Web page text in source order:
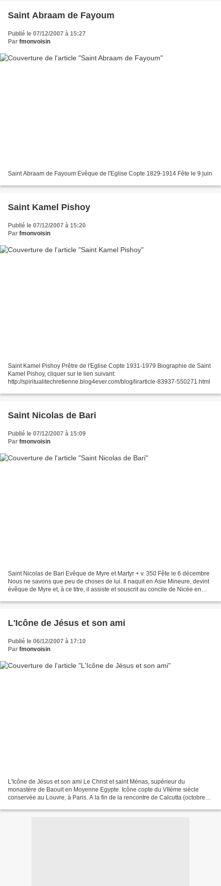
Saint Abraam de Fayoum
Publié le 07/12/2007 à 15:27
Par fmonvoisin
Saint Abraam de Fayoum Evêque de l'Eglise Copte 1829-1914 Fête le 9 juin
Saint Kamel Pishoy
Publié le 07/12/2007 à 15:20
Par fmonvoisin
Saint Kamel Pishoy Prêtre de l'Eglise Copte 1931-1979 Biographie de Saint
Kamel Pishoy, cliquer sur le lien suivant:
http://spiritualitechretienne.blog4ever.com/blog/lirarticle-83937-550271.html
Saint Nicolas de Bari
Publié le 07/12/2007 à 15:09
Par fmonvoisin
Saint Nicolas de Bari Evêque de Myre et Martyr + v. 350 Fête le 6 décembre
Nous ne savons que peu de choses de lui. Il naquit en Asie Mineure, devint
évêque de Myre et, à ce titre, il assiste et souscrit au concile de Nicée en
L'Icône de Jésus et son ami
Publié le 06/12/2007 à 17:10
Par fmonvoisin
L'Icône de Jésus et son ami Le Christ et saint Ménas, supérieur du
monastère de Baouit en Moyenne Egypte. Icône copte du VIIème siècle
conservée au Louvre, à Paris. A la fin de la rencontre de Calcutta (octobre